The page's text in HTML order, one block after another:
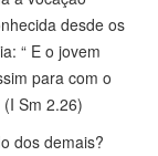
desde os
“ E o jovem
para com o
Sm 2.26)
dos demais?